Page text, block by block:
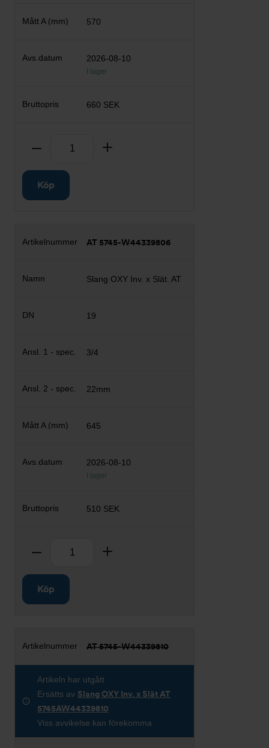
570
2026-08-10
I lager
660 SEK
Ta bort
Köp
AT 5745-W44339806
Slang OXY Inv. x Slät. AT
19
3/4
22mm
645
2026-08-10
I lager
510 SEK
Ta bort
Köp
AT 5745-W44339810
Artikeln har utgått
Ersätts av Slang OXY Inv. x Slät AT
5745AW44339810
Viss avvikelse kan förekomma